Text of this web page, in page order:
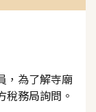
，為了解寺廟
稅務局詢問。